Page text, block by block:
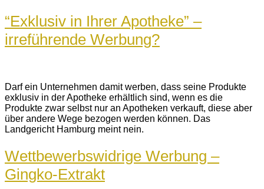
“Exklusiv in Ihrer Apotheke” –
irreführende Werbung?
Darf ein Unternehmen damit werben, dass seine Produkte
exklusiv in der Apotheke erhältlich sind, wenn es die
Produkte zwar selbst nur an Apotheken verkauft, diese aber
über andere Wege bezogen werden können. Das
Landgericht Hamburg meint nein.
Wettbewerbswidrige Werbung –
Gingko-Extrakt